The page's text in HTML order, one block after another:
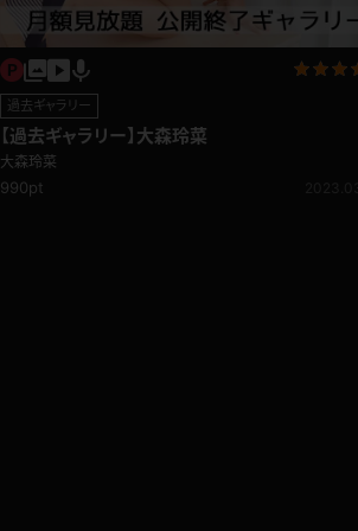
過去ギャラリー
【過去ギャラリー】大森玲菜
大森玲菜
990pt